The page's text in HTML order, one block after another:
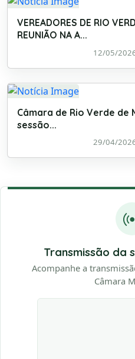
VEREADORES DE RIO
REUNIÃO NA A...
12/05/
Câmara de Rio Verde de
sessão...
29/04/
Transmissão da
Acompanhe a
Câmara